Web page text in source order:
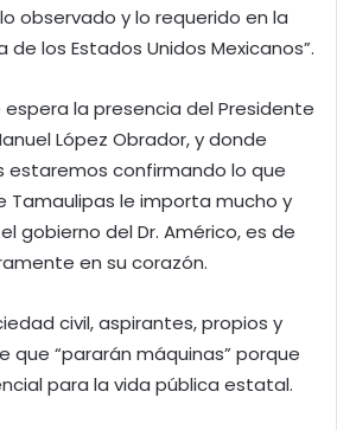
observado y lo requerido en la
los Estados Unidos Mexicanos”.
la presencia del Presidente
López Obrador, y donde
confirmando lo que
Tamaulipas le importa mucho y
gobierno del Dr. Américo, es de
en su corazón.
civil, aspirantes, propios y
que “pararán máquinas” porque
para la vida pública estatal.